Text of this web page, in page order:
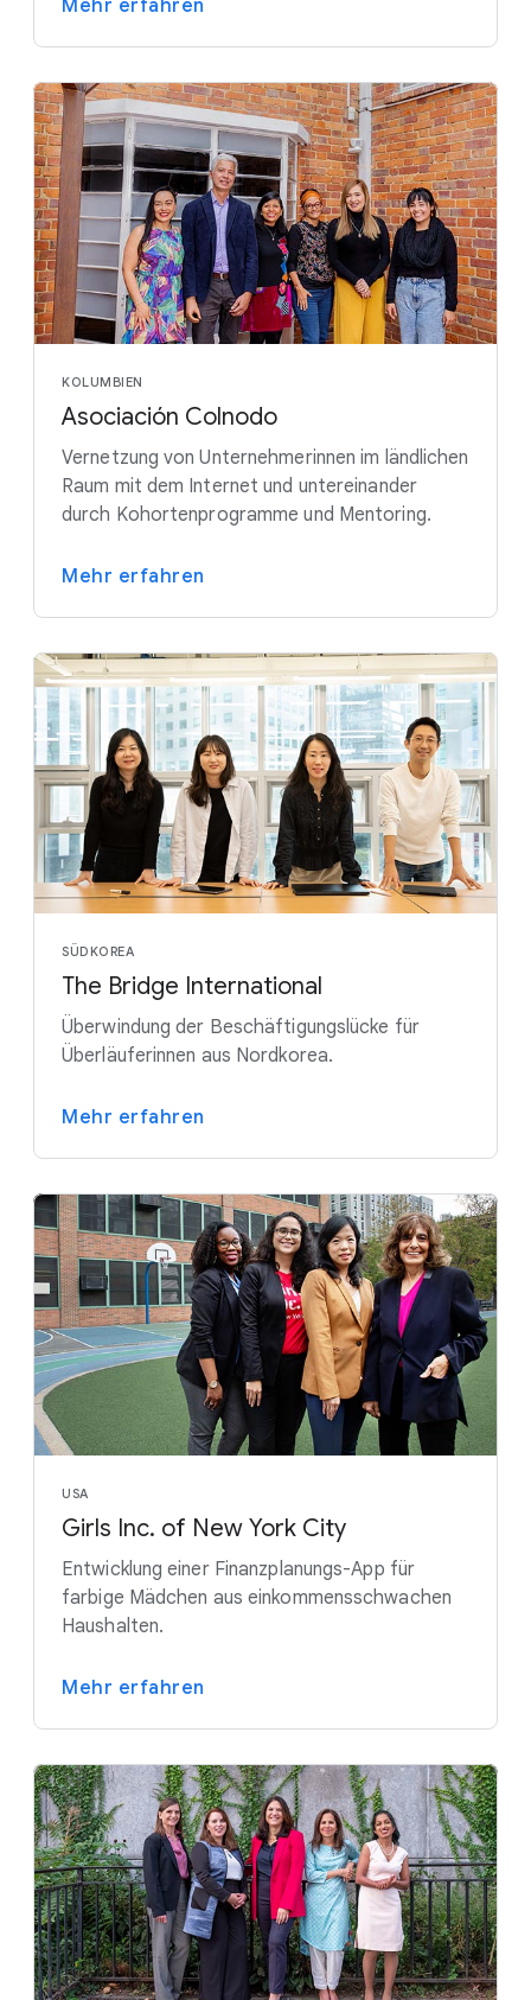
Mehr erfahren
KOLUMBIEN
Asociación Colnodo
Vernetzung von Unternehmerinnen im ländlichen
Raum mit dem Internet und untereinander
durch Kohortenprogramme und Mentoring.
Mehr erfahren
SÜDKOREA
The Bridge International
Überwindung der Beschäftigungslücke für
Überläuferinnen aus Nordkorea.
Mehr erfahren
USA
Girls Inc. of New York City
Entwicklung einer Finanzplanungs-App für
farbige Mädchen aus einkommensschwachen
Haushalten.
Mehr erfahren